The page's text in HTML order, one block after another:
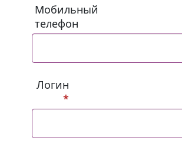
Мобильный
телефон
Логин
*